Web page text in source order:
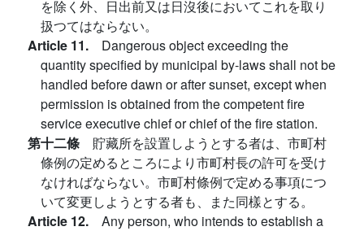
を除く外、日出前又は日沒後においてこれを取り
扱つてはならない。
Article 11. Dangerous object exceeding the
quantity specified by municipal by-laws shall not be
handled before dawn or after sunset, except when
permission is obtained from the competent fire
service executive chief or chief of the fire station.
第十二條 貯藏所を設置しようとする者は、市町村
條例の定めるところにより市町村長の許可を受け
なければならない。市町村條例で定める事項につ
いて変更しようとする者も、また同樣とする。
Article 12. Any person, who intends to establish a